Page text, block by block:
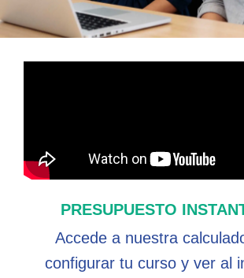
PRESUPUESTO
Accede a nuestra
configurar tu curso y ver al